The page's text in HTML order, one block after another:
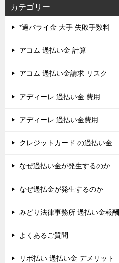
カテゴリー
*過バライ金 大手 失敗手数料
アコム 過払い金 計算
アコム 過払い金請求 リスク
アディーレ 過払い金 費用
アディーレ 過払い金費用
クレジットカード の過払い金
なぜ過払い金が発生するのか
なぜ過払金が発生するのか
みどり法律事務所 過払い金報酬
よくあるご質問
リボ払い 過払い金 デメリット